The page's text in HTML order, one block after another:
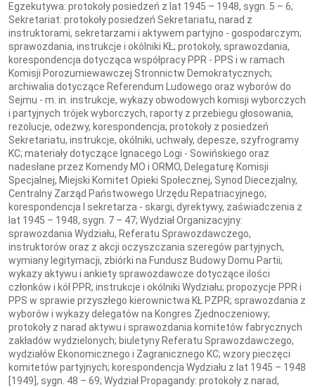
Egzekutywa: protokoły posiedzeń z lat 1945 – 1948, sygn. 5 – 6;
Sekretariat: protokoły posiedzeń Sekretariatu, narad z
instruktorami, sekretarzami i aktywem partyjno - gospodarczym;
sprawozdania, instrukcje i okólniki KŁ; protokoły, sprawozdania,
korespondencja dotycząca współpracy PPR - PPS i w ramach
Komisji Porozumiewawczej Stronnictw Demokratycznych;
archiwalia dotyczące Referendum Ludowego oraz wyborów do
Sejmu - m. in. instrukcje, wykazy obwodowych komisji wyborczych
i partyjnych trójek wyborczych, raporty z przebiegu głosowania,
rezolucje, odezwy, korespondencja; protokoły z posiedzeń
Sekretariatu, instrukcje, okólniki, uchwały, depesze, szyfrogramy
KC; materiały dotyczące Ignacego Logi - Sowińskiego oraz
nadesłane przez Komendy MO i ORMO, Delegaturę Komisji
Specjalnej, Miejski Komitet Opieki Społecznej, Synod Diecezjalny,
Centralny Zarząd Państwowego Urzędu Repatriacyjnego;
korespondencja I sekretarza - skargi, dyrektywy, zaświadczenia z
lat 1945 – 1948, sygn. 7 – 47; Wydział Organizacyjny:
sprawozdania Wydziału, Referatu Sprawozdawczego,
instruktorów oraz z akcji oczyszczania szeregów partyjnych,
wymiany legitymacji, zbiórki na Fundusz Budowy Domu Partii;
wykazy aktywu i ankiety sprawozdawcze dotyczące ilości
członków i kół PPR; instrukcje i okólniki Wydziału; propozycje PPR i
PPS w sprawie przyszłego kierownictwa KŁ PZPR; sprawozdania z
wyborów i wykazy delegatów na Kongres Zjednoczeniowy;
protokoły z narad aktywu i sprawozdania komitetów fabrycznych
zakładów wydzielonych; biuletyny Referatu Sprawozdawczego,
wydziałów Ekonomicznego i Zagranicznego KC; wzory pieczęci
komitetów partyjnych; korespondencja Wydziału z lat 1945 – 1948
[1949], sygn. 48 – 69; Wydział Propagandy: protokoły z narad,